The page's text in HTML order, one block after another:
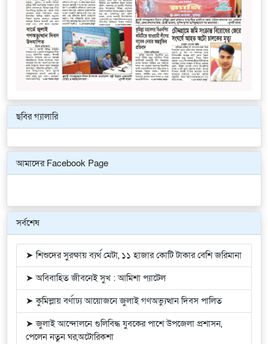
ছবির গ্যালারি
আমাদের Facebook Page
সর্বশেষ
➤ শিশুদের সুরক্ষায় ব্যর্থ মেটা, ১১ হাজার কোটি টাকার বেশি জরিমানা
➤ অবিবাহিত জীবনেই সুখ : আমিশা প্যাটেল
➤ কুমিল্লায় বর্ণাঢ্য আয়োজনে জুলাই গণঅভ্যুত্থান দিবস পালিত
➤ জুলাই আন্দোলনে গুলিবিদ্ধ যুবকের পাশে উপজেলা প্রশাসন,
পেলেন নতুন ঘর,অটোরিকশা